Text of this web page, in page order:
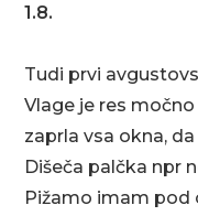
1.8.
Tudi prvi
Vlage je res
zaprla vsa okna,
Dišeča palčka npr
Pižamo imam pod